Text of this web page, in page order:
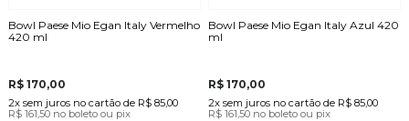
Bowl Paese Mio Egan Italy Vermelho
420 ml
R$ 170,00
2x sem juros no cartãode R$ 85,00
R$ 161,50 no boleto ou pix
Bowl Paese Mio Egan Italy Azul 420
ml
R$ 170,00
2x sem juros no cartão de R$ 85,00
R$ 161,50 no boleto ou pix